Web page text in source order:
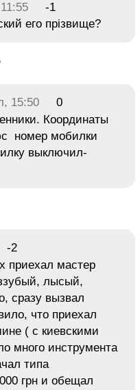
-1
его прізвище?
15:50
0
Координаты
номер мобилки
выключил-
-2
приехал мастер
лысый,
сразу вызвал
что приехал
( с киевскими
много инструмента
типа
грн и обещал